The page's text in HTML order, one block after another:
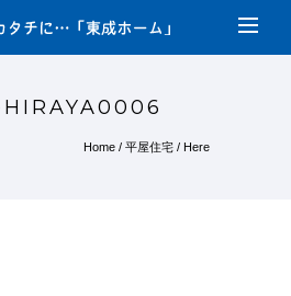
Home / 平屋住宅 / Here